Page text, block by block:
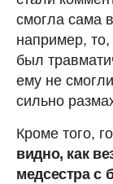
смогла сама
например,
был
ему не
сильно
Кроме того,
видно, как
медсестра с